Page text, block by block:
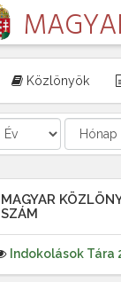
Közlönyök
MAGYAR
SZÁM
Indokolások Tára